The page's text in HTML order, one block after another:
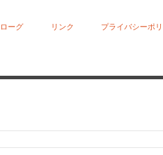
ーグ リンク プライバシーポ